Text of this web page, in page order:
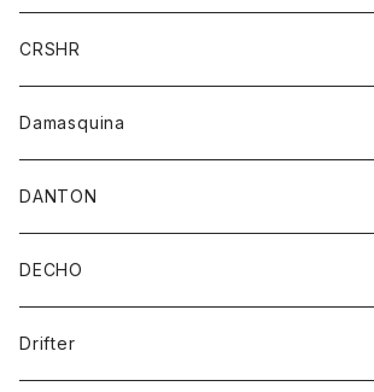
チーフ
バンダナ
トレーナー
パーカー
Tシャツ
パーカー
ジャケット
ジャケット
ワンピース
ブラウス
CRSHR
キャップ
Damasquina
ウォレット
カードケース
バッグ
DANTON
アウター
コート
アクセサリー
DECHO
帽子
Drifter